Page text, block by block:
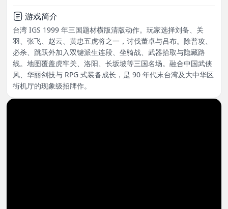
游戏简介
台湾 IGS 1999 年三国题材横版清版动作。玩家选择刘备、关
羽、张飞、赵云、黄忠五虎将之一，讨伐董卓与吕布。除普攻、
必杀、跳跃外加入双键派生连段、坐骑战、武器拾取与隐藏路
线。地图覆盖虎牢关、洛阳、长坂坡等三国名场。融合中国武侠
风、华丽剑技与 RPG 式装备成长，是 90 年代末台湾及大中华区
街机厅的现象级招牌作。